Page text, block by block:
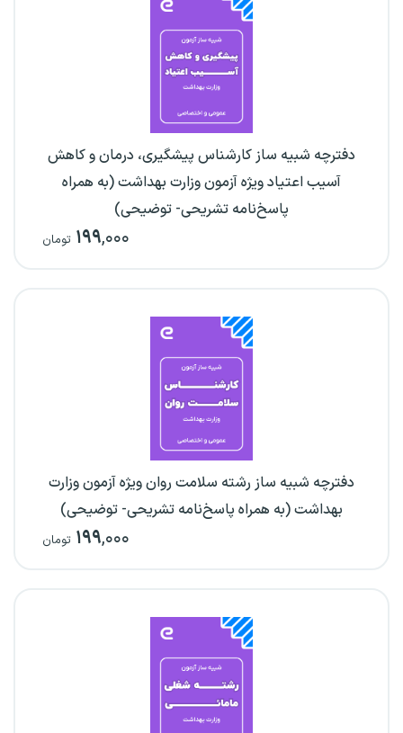
دفترچه شبیه ساز کارشناس پیشگیری، درمان و کاهش
آسیب اعتیاد ویژه آزمون وزارت بهداشت (به همراه
پاسخ‌نامه تشریحی- توضیحی)
۱۹۹,۰۰۰ تومان
دفترچه شبیه ساز رشته سلامت روان ویژه آزمون وزارت
بهداشت (به همراه پاسخ‌نامه تشریحی- توضیحی)
۱۹۹,۰۰۰ تومان